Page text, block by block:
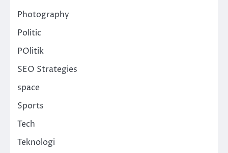
Photography
Politic
POlitik
SEO Strategies
space
Sports
Tech
Teknologi